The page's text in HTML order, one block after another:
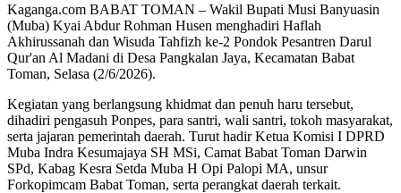
Kaganga.com BABAT TOMAN – Wakil Bupati Musi Banyuasin
(Muba) Kyai Abdur Rohman Husen menghadiri Haflah
Akhirussanah dan Wisuda Tahfizh ke-2 Pondok Pesantren Darul
Qur'an Al Madani di Desa Pangkalan Jaya, Kecamatan Babat
Toman, Selasa (2/6/2026).
Kegiatan yang berlangsung khidmat dan penuh haru tersebut,
dihadiri pengasuh Ponpes, para santri, wali santri, tokoh masyarakat,
serta jajaran pemerintah daerah. Turut hadir Ketua Komisi I DPRD
Muba Indra Kesumajaya SH MSi, Camat Babat Toman Darwin
SPd, Kabag Kesra Setda Muba H Opi Palopi MA, unsur
Forkopimcam Babat Toman, serta perangkat daerah terkait.